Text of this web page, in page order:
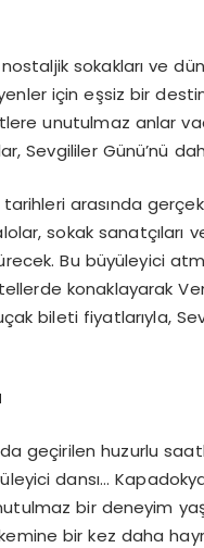
sokakları ve
için eşsiz bir
unutulmaz anlar
Sevgililer Günü’nü
arasında
sokak sanatçıları
Bu büyüleyici
konaklayarak
bileti fiyatlarıyla,
geçirilen huzurlu
dansı…
bir deneyim
bir kez daha